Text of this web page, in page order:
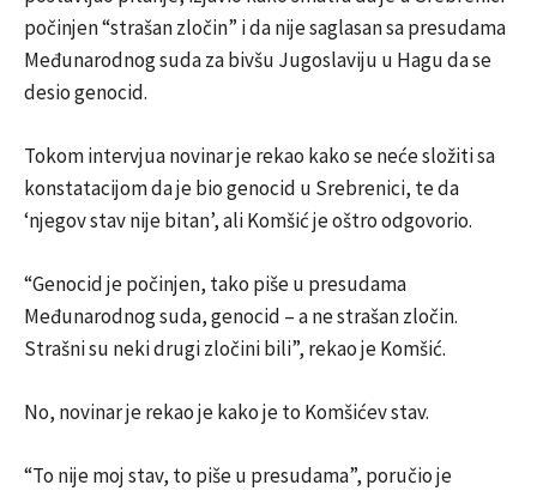
počinjen “strašan zločin” i da nije saglasan sa presudama
Međunarodnog suda za bivšu Jugoslaviju u Hagu da se
desio genocid.
Tokom intervjua novinar je rekao kako se neće složiti sa
konstatacijom da je bio genocid u Srebrenici, te da
‘njegov stav nije bitan’, ali Komšić je oštro odgovorio.
“Genocid je počinjen, tako piše u presudama
Međunarodnog suda, genocid – a ne strašan zločin.
Strašni su neki drugi zločini bili”, rekao je Komšić.
No, novinar je rekao je kako je to Komšićev stav.
“To nije moj stav, to piše u presudama”, poručio je